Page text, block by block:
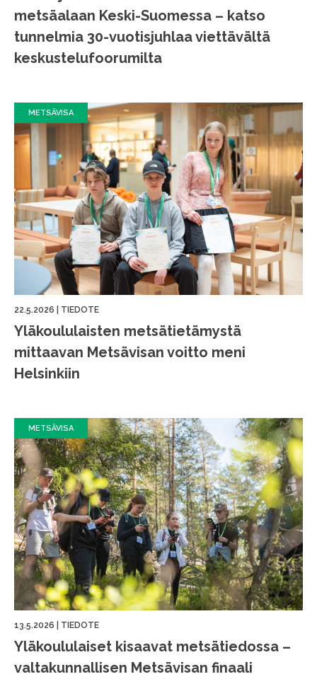
metsäalaan Keski-Suomessa – katso
tunnelmia 30-vuotisjuhlaa viettävältä
keskustelufoorumilta
METSÄVISA
22.5.2026 TIEDOTE
Yläkoululaisten metsätietämystä
mittaavan Metsävisan voitto meni
Helsinkiin
METSÄVISA
13.5.2026 TIEDOTE
Yläkoululaiset kisaavat metsätiedossa –
valtakunnallisen Metsävisan finaali